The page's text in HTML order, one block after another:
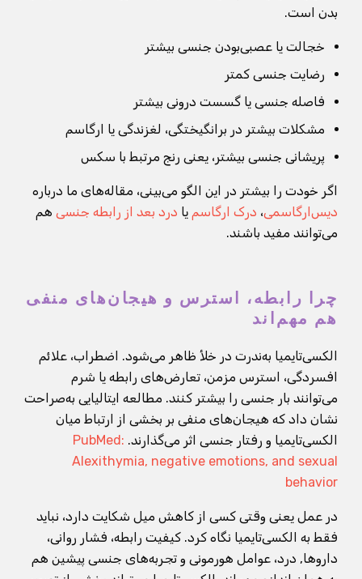
بدن است.
خجالت یا عصبی‌بودن جنسی بیشتر
رضایت جنسی کمتر
فاصله جنسی یا گسست درونی بیشتر
مشکلات بیشتر در برانگیختگی، لغزندگی یا ارگاسم
پریشانی جنسی بیشتر، یعنی رنج مرتبط با سکس
اگر خودت را بیشتر در این الگو می‌بینی، مقاله‌های ما درباره
دیس‌ارگاسمی، درک ارگاسم یا درد بعد از رابطه جنسی هم
می‌توانند مفید باشند.
چرا رابطه، استرس و هیجان‌های منفی
هم مهم‌اند
الکسی‌تایمیا به‌ندرت در خلأ ظاهر می‌شود. اضطراب، علائم
افسردگی، استرس مزمن، تعارض‌های رابطه یا شرم
می‌توانند بار جنسی را بیشتر کنند. مطالعه ایتالیایی به‌صراحت
نشان داد که هیجان‌های منفی بر بخشی از ارتباط میان
الکسی‌تایمیا و رفتار جنسی اثر می‌گذارند. PubMed:
Alexithymia, negative emotions, and sexual
behavior
در عمل یعنی وقتی کسی از کاهش میل شکایت دارد، نباید
فقط به الکسی‌تایمیا نگاه کرد. کیفیت رابطه، فشار روانی،
داروها, درد، عوامل هورمونی و تجربه‌های جنسی پیشین هم